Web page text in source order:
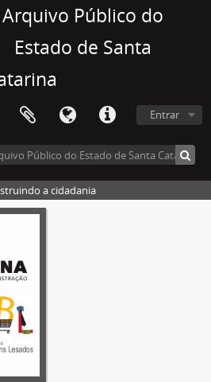
Arquivo Público do
Estado de Santa
Entrar
a cidadania